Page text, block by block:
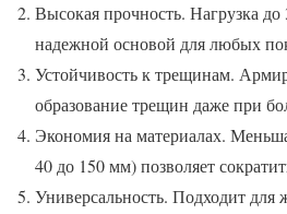
Высокая прочность. Нагрузка
надежной основой для любых
Устойчивость к трещинам.
образование трещин даже при
Экономия на материалах.
40 до 150 мм) позволяет
Универсальность. Подходит